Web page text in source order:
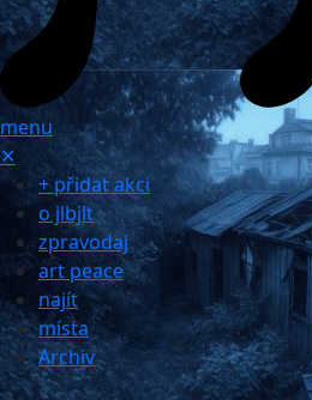
menu
✕
+ přidat akci
o jlbjlt
zpravodaj
art peace
najít
místa
Archiv